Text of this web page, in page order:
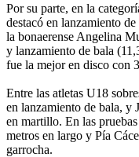
Por su parte, en la
destacó en lanzamiento
la bonaerense Angelina
y lanzamiento de bala
fue la mejor en disco con
Entre las atletas U18
en lanzamiento de bala, y
en martillo. En las
metros en largo y Pía
garrocha.